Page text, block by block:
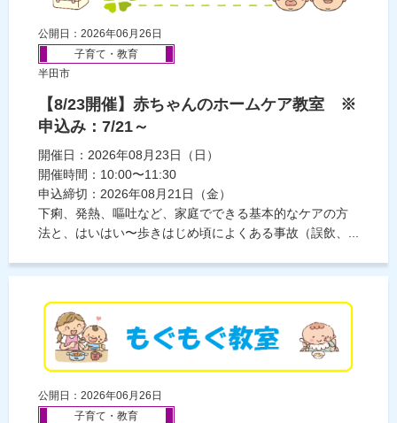
公開日：2026年06月26日
子育て・教育
半田市
【8/23開催】赤ちゃんのホームケア教室 ※
申込み：7/21～
開催日：2026年08月23日（日）
開催時間：10:00〜11:30
申込締切：2026年08月21日（金）
下痢、発熱、嘔吐など、家庭でできる基本的なケアの方
法と、はいはい〜歩きはじめ頃によくある事故（誤飲、...
公開日：2026年06月26日
子育て・教育